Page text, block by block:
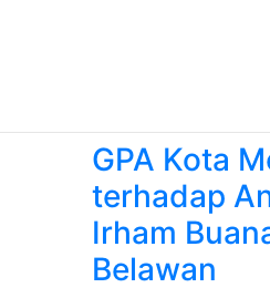
GPA Kota
terhadap
Irham
Belawan